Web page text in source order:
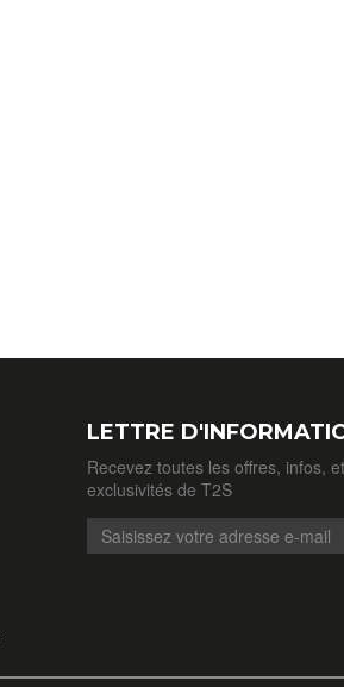
LETTRE
Recevez toutes les offres, infos, et
exclusivités de T2S